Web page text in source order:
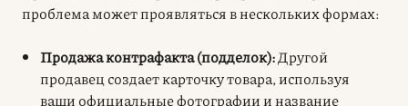
проблема может проявляться в нескольких формах:
Продажа контрафакта (подделок):Другой
продавец создает карточку товара, используя
ваши официальные фотографии и название